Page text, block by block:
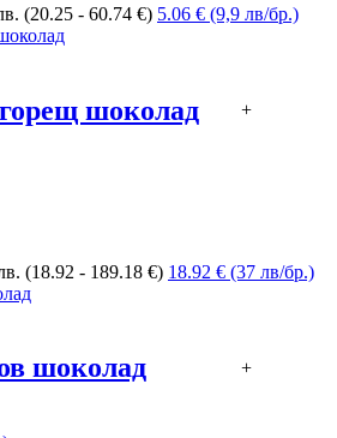
Price
range:
(20.25 - 60.74 €) 5.06 € (9,9 лв/бр.)
шоколад +
Price
range:
(18.92 - 189.18 €) 18.92 € (37 лв/бр.)
шоколад +